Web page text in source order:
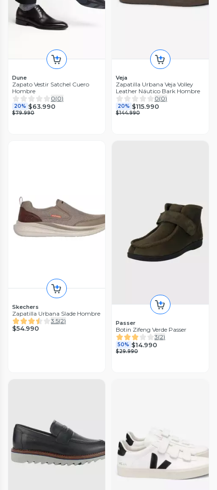
Dune
Zapato Vestir Satchel Cuero
Hombre
0(0)
20% $63.990
$79.990
Veja
Zapatilla Urbana Veja Volley
Leather Náutico Bark Hombre
0(0)
20% $115.990
$144.990
Skechers
Zapatilla Urbana Slade Hombre
3.5(2)
$54.990
Passer
Botin Zifeng Verde Passer
3(2)
50% $14.990
$29.990